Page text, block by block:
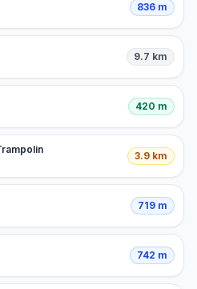
836 m
9.7 km
420 m
3.9 km
719 m
742 m